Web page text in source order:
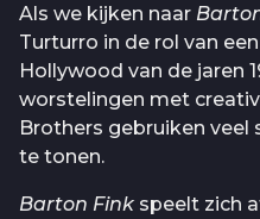
Als we kijken naar
Turturro in de rol van
Hollywood van de jaren
worstelingen met
Brothers gebruiken
te tonen.
Barton Fink speelt zich